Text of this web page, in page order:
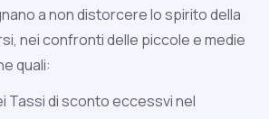
a non distorcere lo spirito della
nei confronti delle piccole e medie
quali:
Tassi di sconto eccessvi nel